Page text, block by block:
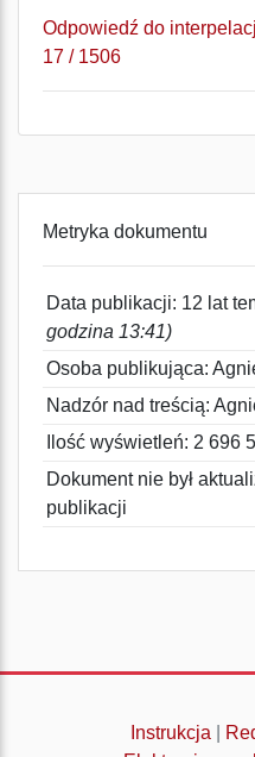
Odpowiedź do
17 / 1506
Metryka dokumentu
Data publikacji: 12 lat
godzina 13:41)
Osoba publikująca:
Nadzór nad treścią:
Ilość wyświetleń: 2 696
Dokument nie był
publikacji
Instrukcja